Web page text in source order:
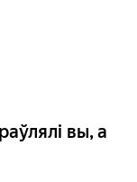
вы, а